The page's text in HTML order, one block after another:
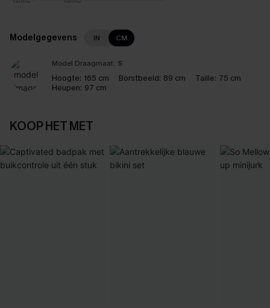
Modelgegevens IN CM
Model Draagmaat: S
Hoogte: 165 cm Borstbeeld: 89 cm Taille: 75 cm
Heupen: 97 cm
KOOP HET MET